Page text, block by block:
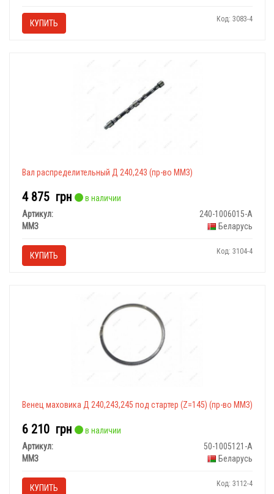
КУПИТЬ Код: 3083-4
Вал распределительный Д 240,243 (пр-во ММЗ)
4 875 грн
в наличии
Артикул:
240-1006015-А
ММЗ
Беларусь
КУПИТЬ Код: 3104-4
Венец маховика Д 240,243,245 под стартер (Z=145) (пр-во ММЗ)
6 210 грн
в наличии
Артикул:
50-1005121-А
ММЗ
Беларусь
КУПИТЬ Код: 3112-4